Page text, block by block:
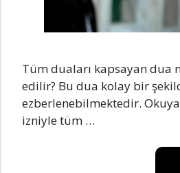
Tüm duaları kapsayan dua
edilir? Bu dua kolay bir
ezberlenebilmektedir.
izniyle tüm …